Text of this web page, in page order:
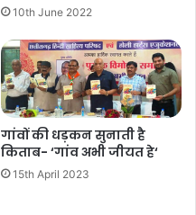
10th June 2022
गांवों की धड़कन सुनाती है
किताब- ‘गांव अभी जीयत हे‘
15th April 2023